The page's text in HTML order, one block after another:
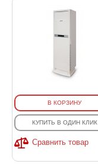
В КОРЗИНУ
КУПИТЬ В ОДИН КЛИК
Сравнить товар